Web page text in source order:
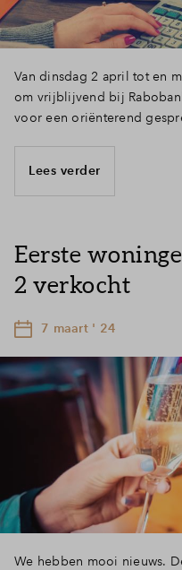
Van dinsdag 2 april tot en
om vrijblijvend bij
voor een oriënterend
Lees verder
Eerste
2 verkocht
7 maart ' 24
We hebben mooi nieuws.